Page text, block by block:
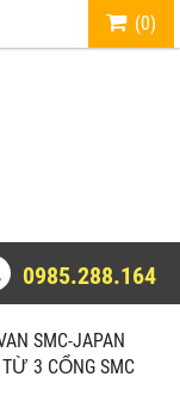
(0)
0985.288.164
SMC-JAPAN
3 CỔNG SMC